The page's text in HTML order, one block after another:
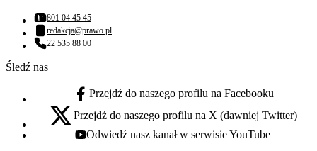
Numer telefonu:
801 04 45 45
Adres email:
redakcja@prawo.pl
Numer telefonu:
22 535 88 00
Śledź nas
facebook - otwiera się w nowej karcie
Przejdź do naszego profilu na Facebooku
x - otwiera się w nowej karcie
Przejdź do naszego profilu na X (dawniej Twitter)
youtube - otwiera się w nowej karcie
Odwiedź nasz kanał w serwisie YouTube